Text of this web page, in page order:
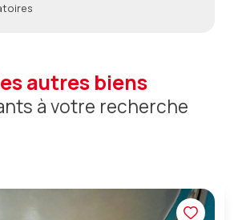
autres biens
à votre recherche